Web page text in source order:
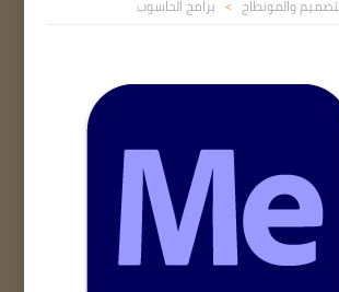
والمونطاج > برامج الحاسوب